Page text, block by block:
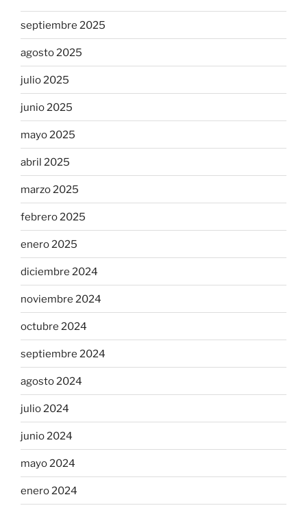
septiembre 2025
agosto 2025
julio 2025
junio 2025
mayo 2025
abril 2025
marzo 2025
febrero 2025
enero 2025
diciembre 2024
noviembre 2024
octubre 2024
septiembre 2024
agosto 2024
julio 2024
junio 2024
mayo 2024
enero 2024